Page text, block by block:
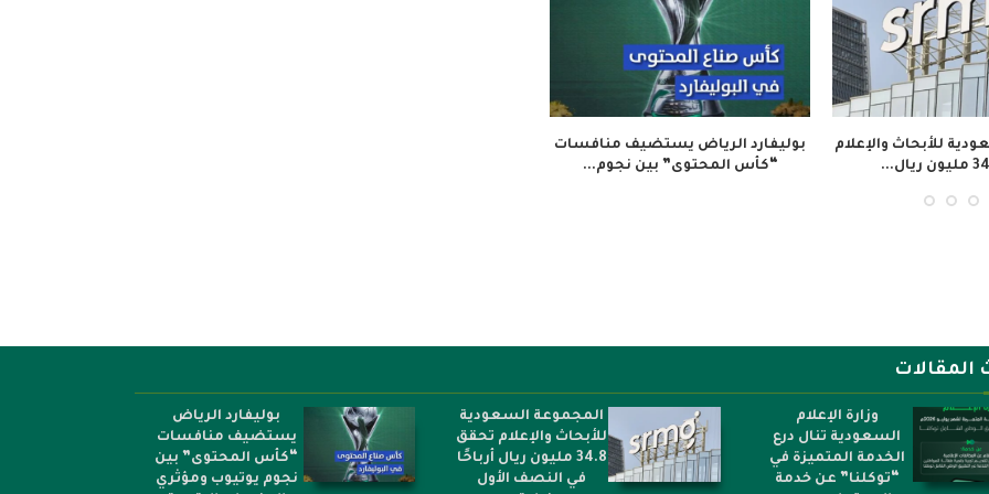
إطلاق فيلم «تلفزيون المخرج»
ذاكرة المجتمع الإيفواري...
ملتقى “عرش الحرف” يستعرض فن
صناعة الكسوة الشريفة...
المقالات
وزارة الإعلام
السعودية تنال درع
الخدمة المتميزة في
“توكلنا” عن خدمة
المجموعة السعودية
للأبحاث والإعلام تحقق
34.8 مليون ريال أرباحًا
في النصف الأول
بوليفارد الرياض
يستضيف منافسات
“كأس المحتوى” بين
نجوم يوتيوب ومؤثري